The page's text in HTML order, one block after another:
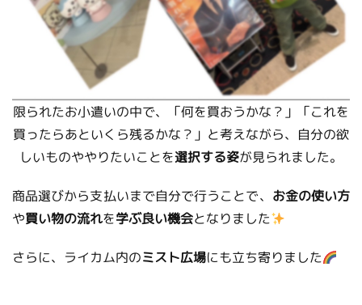
限られたお小遣いの中で、「何を買おうかな？」「これを
買ったらあといくら残るかな？」と考えながら、自分の欲
しいものややりたいことを選択する姿が見られました。
商品選びから支払いまで自分で行うことで、 お金の使い方
や買い物の流れを学ぶ良い機会となりました
さらに、ライカム内のミスト広場にも立ち寄りました